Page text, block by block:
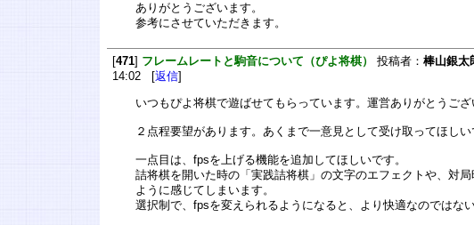
ありがとうございます。
参考にさせていただきます。
[471] フレームレートと駒音について（ぴよ将棋） 投稿者： 棒山銀太
14:02 [返信]
いつもぴよ将棋で遊ばせてもらっています。運営ありがとうござ
２点程要望があります。あくまで一意見として受け取ってほしい
一点目は、fpsを上げる機能を追加してほしいです。
詰将棋を開いた時の「実践詰将棋」の文字のエフェクトや、対
ように感じてしまいます。
選択制で、fpsを変えられるようになると、より快適なのではない